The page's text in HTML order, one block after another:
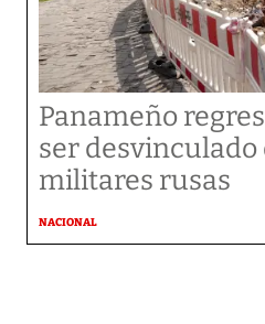
Panameño
ser desvinculado
militares rusas
NACIONAL